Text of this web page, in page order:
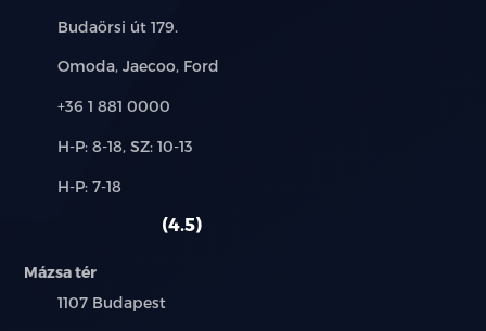
Cím:
Budaörsi út 179.
Márkák:
Omoda, Jaecoo, Ford
Telefon:
+36 1 881 0000
Új-
használt
H-P: 8-18, SZ: 10-13
Alkatrész,
H-P: 7-18
4.5
Mázsa tér
Település:
1107 Budapest